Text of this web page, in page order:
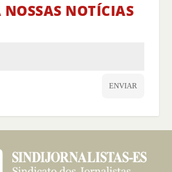
NOSSAS NOTÍCIAS
ENVIAR